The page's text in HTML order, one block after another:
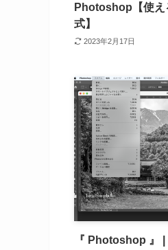
Photoshop【使え
式】
2023年2月17日
『 Photoshop 』